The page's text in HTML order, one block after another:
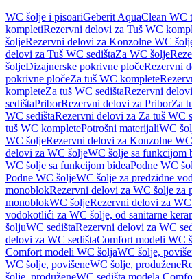
WC šolje i pisoariGeberit AquaClean WC
kompletiRezervni delovi za Tuš WC
šoljeRezervni delovi za Konzolne WC
delovi za Tuš WC sedištaZa WC šolje
šoljeDizajnerske pokrivne pločeRezervni
pokrivne pločeZa tuš WC komplete
kompleteZa tuš WC sedištaRezervni
sedištaPriborRezervni delovi za PriborZa
WC sedištaRezervni delovi za Za tuš WC
tuš WC kompletePotrošni materijaliWC
WC šoljeRezervni delovi za Konzolne
delovi za WC šoljeWC šolje sa funkcijom
WC šolje sa funkcijom bideaPodne WC
Podne WC šoljeWC šolje za predzidne
monoblokRezervni delovi za WC šolje za
monoblokWC šoljeRezervni delovi za
vodokotlići za WC šolje, od sanitarne
šoljuWC sedištaRezervni delovi za WC
delovi za WC sedištaComfort modeli WC
Comfort modeli WC šoljaWC šolje,
WC šolje, povišeneWC šolje, produžene
šolje, produženeWC sedišta modela